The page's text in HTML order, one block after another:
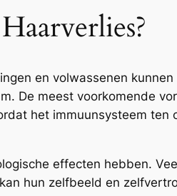
en volwassenen
De meest voorkomende
het immuunsysteem ten
effecten hebben.
hun zelfbeeld en